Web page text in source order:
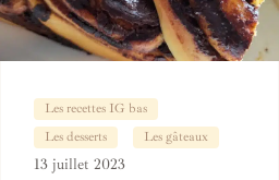
Les recettes IG bas
Les desserts
Les gâteaux
13 juillet 2023